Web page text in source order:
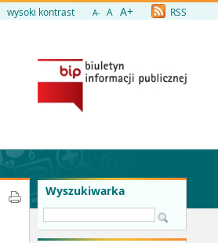
wysoki kontrast A- A A+ RSS
Wyszukiwarka